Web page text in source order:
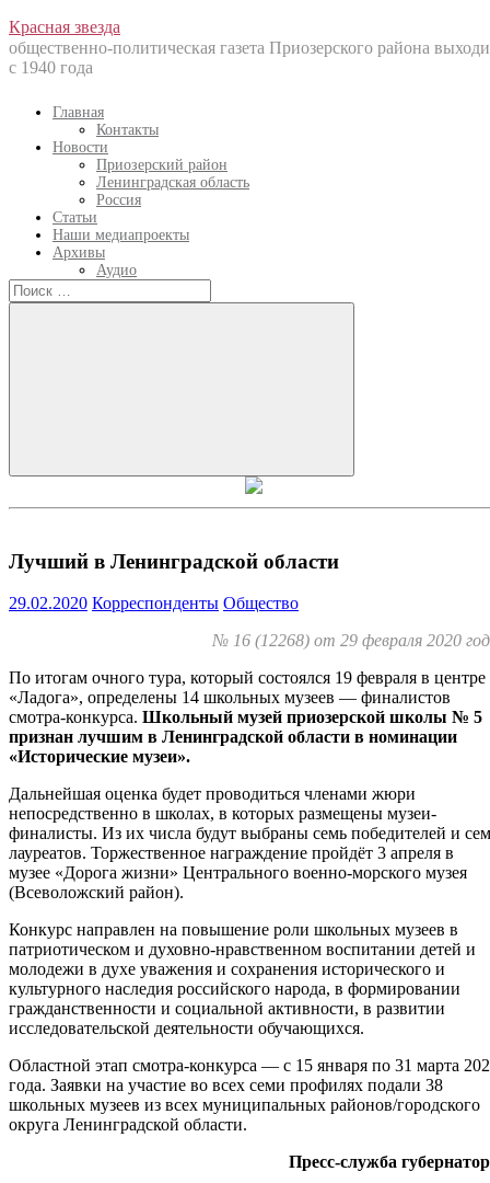
Перейти
к
содержанию
Красная звезда
общественно-политическая газета Приозерского района
с 1940 года
Главная
Контакты
Новости
Приозерский район
Ленинградская область
Россия
Статьи
Наши медиапроекты
Архивы
Аудио
Искать:
Искать
Лучший в Ленинградской области
29.02.2020 Корреспонденты Общество
№ 16 (12268) от 29 февраля 2020
По итогам очного тура, который состоялся 19 февраля в центре
«Ладога», определены 14 школьных музеев — финалистов
смотра-конкурса. Школьный музей приозерской школы № 5
признан лучшим в Ленинградской области в номинации
«Исторические музеи».
Дальнейшая оценка будет проводиться членами жюри
непосредственно в школах, в которых размещены музеи-
финалисты. Из их числа будут выбраны семь победителей и
лауреатов. Торжественное награждение пройдёт 3 апреля в
музее «Дорога жизни» Центрального военно-морского музея
(Всеволожский район).
Конкурс направлен на повышение роли школьных музеев в
патриотическом и духовно-нравственном воспитании детей и
молодежи в духе уважения и сохранения исторического и
культурного наследия российского народа, в формировании
гражданственности и социальной активности, в развитии
исследовательской деятельности обучающихся.
Областной этап смотра-конкурса — с 15 января по 31 марта
года. Заявки на участие во всех семи профилях подали 38
школьных музеев из всех муниципальных районов/городского
округа Ленинградской области.
Пресс-служба